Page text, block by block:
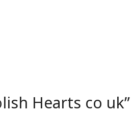
Hearts co uk”